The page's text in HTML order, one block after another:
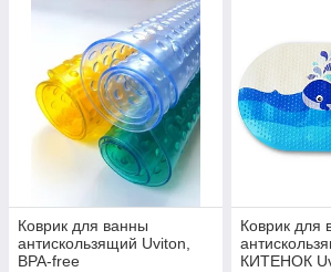
Коврик для ванны
антискользящий Uviton,
BPA-free
Коврик для
КИТЕНОК